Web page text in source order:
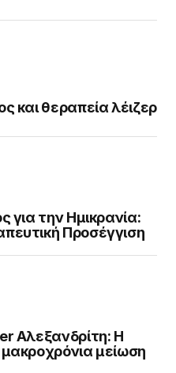
και θεραπεία λέιζερ
για την Ημικρανία:
Προσέγγιση
Αλεξανδρίτη: Η
μείωση